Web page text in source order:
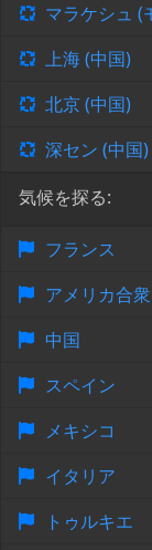
マラケシュ (
上海 (中国)
北京 (中国)
深セン (中国)
気候を探る:
フランス
アメリカ合
中国
スペイン
メキシコ
イタリア
トゥルキエ